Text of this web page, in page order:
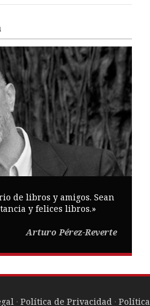
de libros y amigos. Sean
y felices libros.»
Arturo Pérez-Reverte
· Política de Privacidad · Política